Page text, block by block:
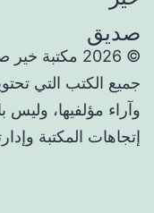
© 2026 مكتبة خير صديق. جميع الحقوق محفوظة.
جميع الكتب التي
وآراء مؤلفيها، وليس
إتجاهات المكتبة